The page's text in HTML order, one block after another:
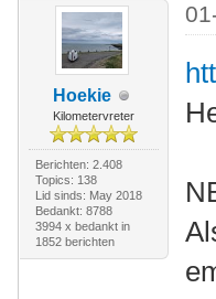
Hoekie
Kilometervreter
Berichten: 2.408
Topics: 138
Lid sinds: May 2018
Bedankt: 8788
3994 x bedankt in
1852 berichten